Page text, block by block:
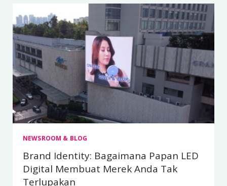
NEWSROOM & BLOG
Brand Identity: Bagaimana Papan LED
Digital Membuat Merek Anda Tak
Terlupakan